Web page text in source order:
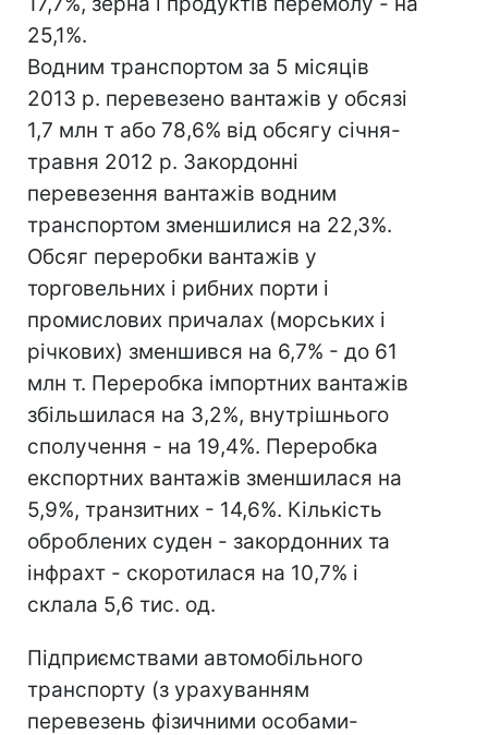
25,1%.
Водним транспортом за 5 місяців
2013 р. перевезено вантажів у обсязі
1,7 млн т або 78,6% від обсягу січня-
травня 2012 р. Закордонні
перевезення вантажів водним
транспортом зменшилися на 22,3%.
Обсяг переробки вантажів у
торговельних і рибних порти і
промислових причалах (морських і
річкових) зменшився на 6,7% - до 61
млн т. Переробка імпортних вантажів
збільшилася на 3,2%, внутрішнього
сполучення - на 19,4%. Переробка
експортних вантажів зменшилася на
5,9%, транзитних - 14,6%. Кількість
оброблених суден - закордонних та
інфрахт - скоротилася на 10,7% і
склала 5,6 тис. од.
Підприємствами автомобільного
транспорту (з урахуванням
перевезень фізичними особами-